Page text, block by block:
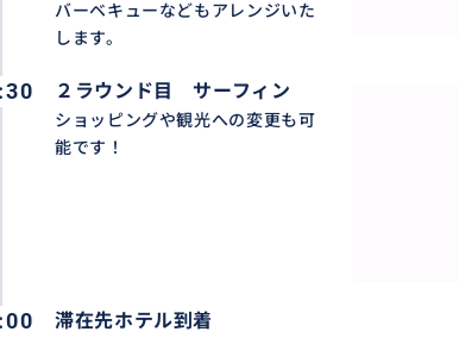
にて当日ピックアップ一緒に楽しくサーフィンしま
金について◆
時間-
バーベキューなどもアレンジいた
します。
２ラウンド目 サーフィン
ショッピングや観光への変更も可
能です！
滞在先ホテル到着